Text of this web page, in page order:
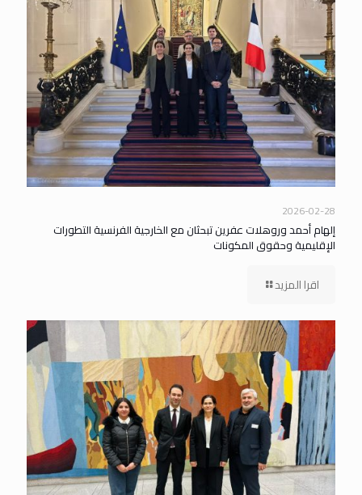
2026-02-28
إلهام أحمد وروهلات عفرين تبحثان مع الخارجية الفرنسية التطورات
الإقليمية وحقوق المكونات
اقرا المزيد